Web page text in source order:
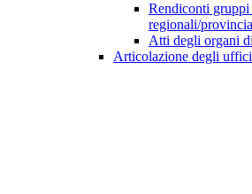
Rendiconti
regionali/
Atti degli organi
Articolazione degli uffici